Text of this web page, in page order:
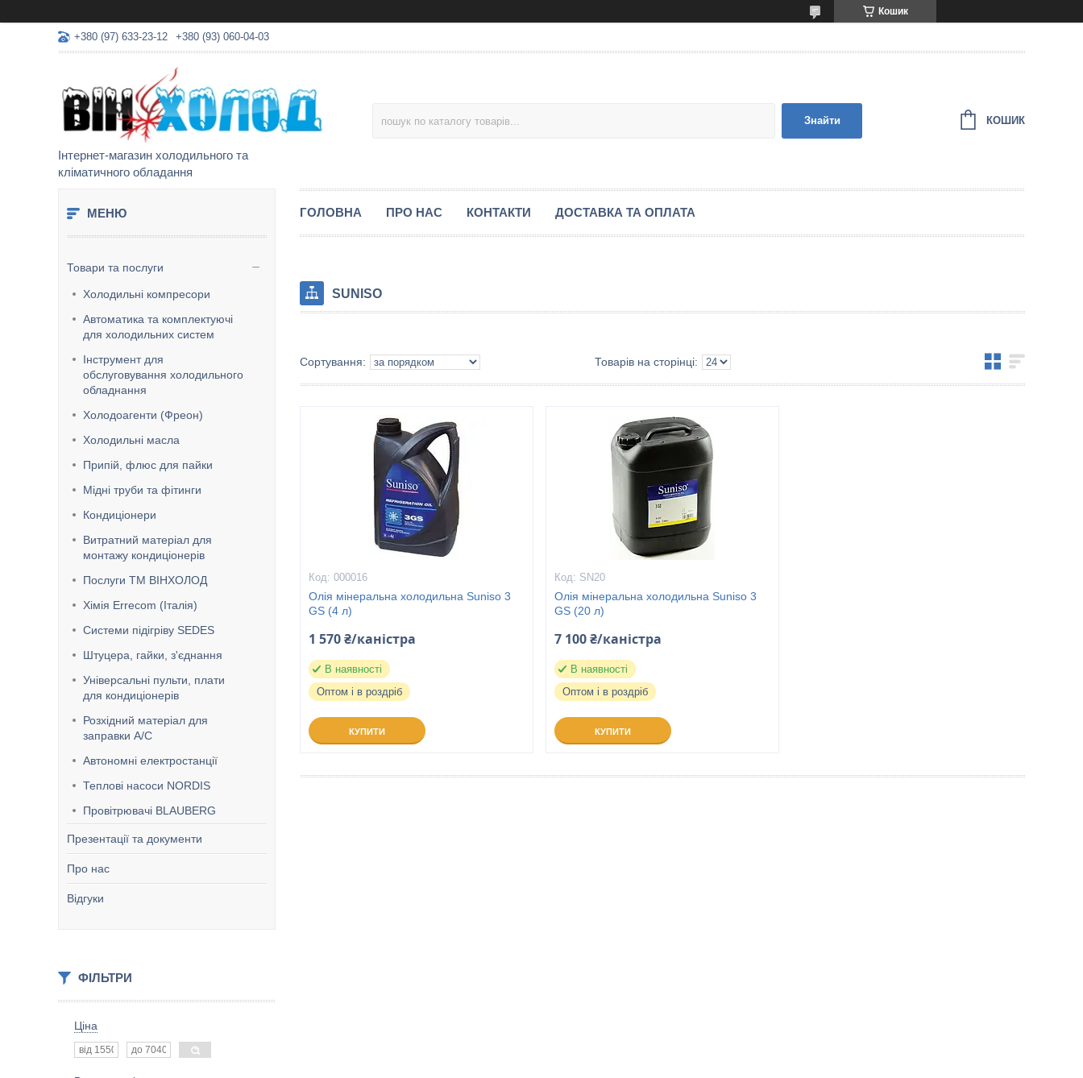
Кошик
+380 (97) 633-23-12 +380 (93) 060-04-03
Інтернет-магазин холодильного та
кліматичного обладання
Знайти КОШИК
Товари та послуги
Холодильні компресори
Автоматика та комплектуючі
для холодильних систем
Інструмент для
обслуговування холодильного
обладнання
Холодоагенти (Фреон)
Холодильні масла
Припій, флюс для пайки
Мідні труби та фітинги
Кондиціонери
Витратний матеріал для
монтажу кондиціонерів
Послуги ТМ ВІНХОЛОД
Хімія Errecom (Італія)
Системи підігріву SEDES
Штуцера, гайки, з'єднання
Універсальні пульти, плати
для кондиціонерів
Розхідний матеріал для
заправки А/С
Автономні електростанції
Теплові насоси NORDIS
Провітрювачі BLAUBERG
Презентації та документи
Про нас
Відгуки
ФІЛЬТРИ
Ціна
ГОЛОВНА ПРО НАС КОНТАКТИ ДОСТАВКА ТА ОПЛАТА
SUNISO
000016
Олія мінеральна холодильна Suniso 3
GS (4 л)
1 570 ₴/каністра
В наявності
Оптом і в роздріб
КУПИТИ
SN20
Олія мінеральна холодильна Suniso 3
GS (20 л)
7 100 ₴/каністра
В наявності
Оптом і в роздріб
КУПИТИ